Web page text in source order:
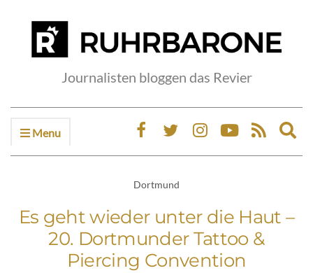
Journalisten bloggen das Revier
Menu
Dortmund
Es geht wieder unter die Haut –
20. Dortmunder Tattoo &
Piercing Convention